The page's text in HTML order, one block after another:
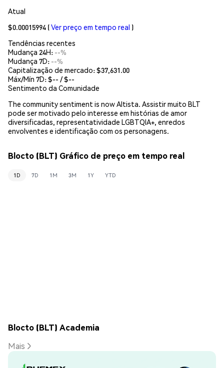
Atual
$0.00015994 (Ver preço em tempo real )
Tendências recentes
Mudança 24H: --%
Mudança 7D: --%
Capitalização de mercado:$37,631.00
Máx/Mín 7D: $-- / $--
Sentimento da Comunidade
The community sentiment is now Altista. Assistir muito BLT
pode ser motivado pelo interesse em histórias de amor
diversificadas, representatividade LGBTQIA+, enredos
envolventes e identificação com os personagens.
Blocto (BLT) Gráfico de preço em tempo real
1D 7D 1M 3M 1Y YTD
Blocto (BLT) Academia
Mais